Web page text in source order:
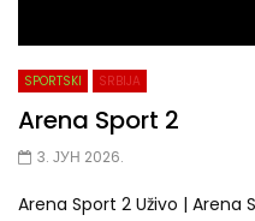
SPORTSKI SRBIJA
Arena Sport 2
3. ЈУН 2026.
Arena Sport 2 Uživo | Arena